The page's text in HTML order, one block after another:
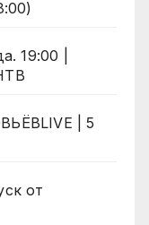
19:00 |
| 5
от